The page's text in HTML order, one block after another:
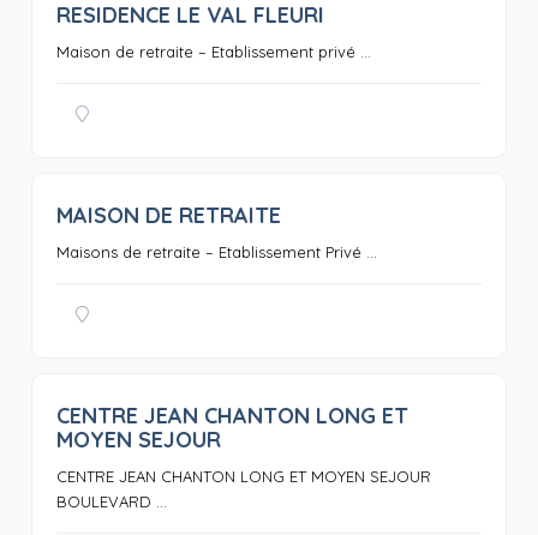
RESIDENCE LE VAL FLEURI
Maison de retraite – Etablissement privé ...
MAISON DE RETRAITE
Maisons de retraite – Etablissement Privé ...
CENTRE JEAN CHANTON LONG ET
MOYEN SEJOUR
CENTRE JEAN CHANTON LONG ET MOYEN SEJOUR
BOULEVARD ...